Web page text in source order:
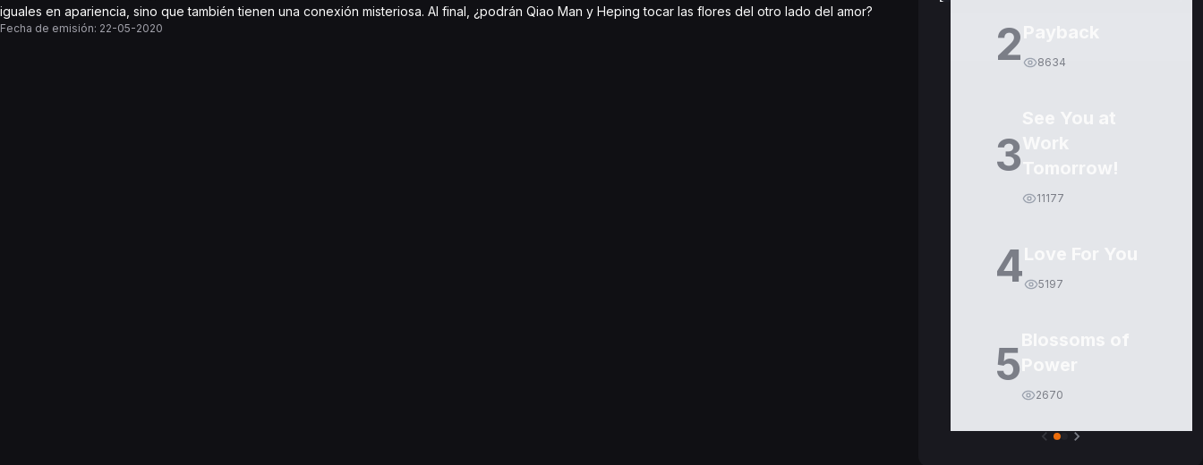
iguales en apariencia, sino que también tienen una conexión misteriosa. Al final, ¿podrán Qiao Man y Heping tocar las flores del otro lado del amor?
Fecha de emisión: 22-05-2020 2 8634
3
11177
4 5197
5
2670